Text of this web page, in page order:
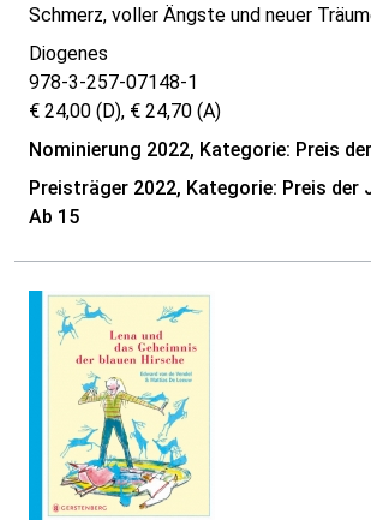
Schmerz, voller Ängste und neuer
Diogenes
978-3-257-07148-1
€ 24,00 (D), € 24,70 (A)
Nominierung 2022, Kategorie: Preis
Preisträger 2022, Kategorie: Preis der
Ab 15